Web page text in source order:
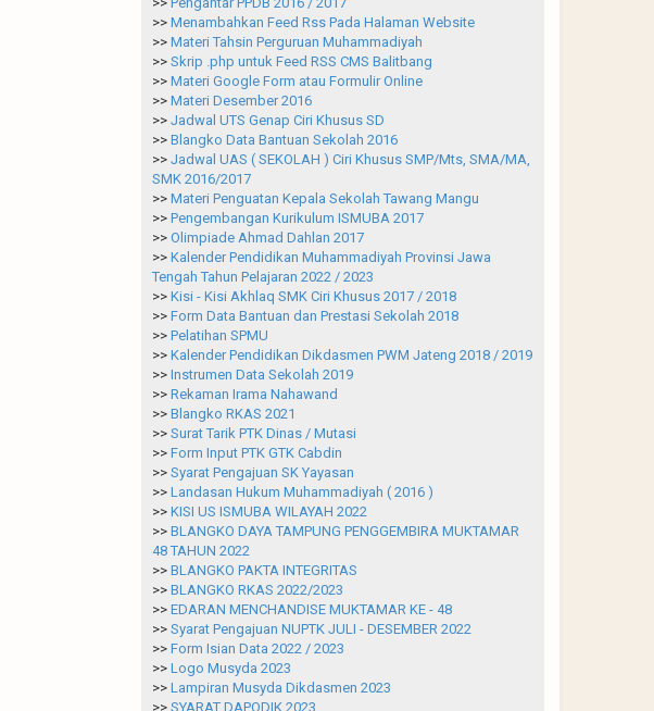
>> Menambahkan Feed Rss Pada Halaman Website
>> Materi Tahsin Perguruan Muhammadiyah
>> Skrip .php untuk Feed RSS CMS Balitbang
>> Materi Google Form atau Formulir Online
>> Materi Desember 2016
>> Jadwal UTS Genap Ciri Khusus SD
>> Blangko Data Bantuan Sekolah 2016
>> Jadwal UAS ( SEKOLAH ) Ciri Khusus SMP/Mts, SMA/MA,
SMK 2016/2017
>> Materi Penguatan Kepala Sekolah Tawang Mangu
>> Pengembangan Kurikulum ISMUBA 2017
>> Olimpiade Ahmad Dahlan 2017
>> Kalender Pendidikan Muhammadiyah Provinsi Jawa
Tengah Tahun Pelajaran 2022 / 2023
>> Kisi - Kisi Akhlaq SMK Ciri Khusus 2017 / 2018
>> Form Data Bantuan dan Prestasi Sekolah 2018
>> Pelatihan SPMU
>> Kalender Pendidikan Dikdasmen PWM Jateng 2018 / 2019
>> Instrumen Data Sekolah 2019
>> Rekaman Irama Nahawand
>> Blangko RKAS 2021
>> Surat Tarik PTK Dinas / Mutasi
>> Form Input PTK GTK Cabdin
>> Syarat Pengajuan SK Yayasan
>> Landasan Hukum Muhammadiyah ( 2016 )
>> KISI US ISMUBA WILAYAH 2022
>> BLANGKO DAYA TAMPUNG PENGGEMBIRA MUKTAMAR
48 TAHUN 2022
>> BLANGKO PAKTA INTEGRITAS
>> BLANGKO RKAS 2022/2023
>> EDARAN MENCHANDISE MUKTAMAR KE - 48
>> Syarat Pengajuan NUPTK JULI - DESEMBER 2022
>> Form Isian Data 2022 / 2023
>> Logo Musyda 2023
>> Lampiran Musyda Dikdasmen 2023
>> SYARAT DAPODIK 2023